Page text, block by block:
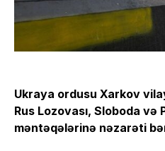
Ukraya ordusu Xarkov
Rus Lozovası, Sloboda və
məntəqələrinə nəzarəti